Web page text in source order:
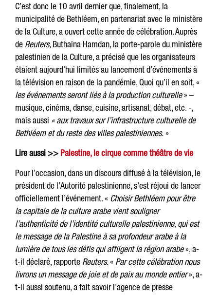
C’est donc le 10 avril dernier que, finalement, la
municipalité de Bethléem, en partenariat avec le ministère
de la Culture, a ouvert cette année de célébration. Auprès
de Reuters, Buthaina Hamdan, la porte-parole du ministère
palestinien de la Culture, a précisé que les organisateurs
étaient aujourd’hui limités au lancement d’événements à
la télévision en raison de la pandémie. Quoi qu’il en soit, «
les événements seront liés à la production culturelle» –
musique, cinéma, danse, cuisine, artisanat, débat, etc. -,
mais aussi « aux travaux sur l’infrastructure culturelle de
Bethléem et du reste des villes palestiniennes.»
Lire aussi >> Palestine, le cirque comme théâtre de vie
Pour l’occasion, dans un discours diffusé à la télévision, le
président de l’Autorité palestinienne, s’est réjoui de lancer
officiellement l’événement. « Choisir Bethléem pour être
la capitale de la culture arabe vient souligner
l’authenticité de l’identité culturelle palestinienne, qui est
le message de la Palestine à sa profondeur arabe à la
lumière de tous les défis qui affligent la région arabe», a-
t-il déclaré, rapporte Reuters. « Par cette célébration nous
livrons un message de joie et de paix au monde entier», a-
t-il aussi soutenu, a fait savoir l’agence de presse